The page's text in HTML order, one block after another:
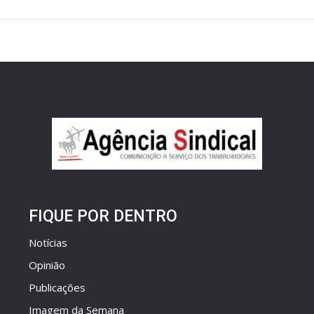
FIQUE POR DENTRO
Notícias
Opinião
Publicações
Imagem da Semana